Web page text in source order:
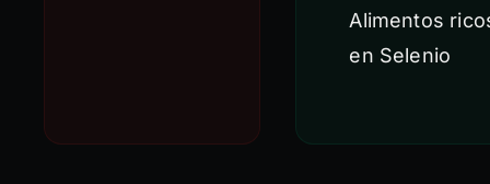
Alimentos
en Selenio